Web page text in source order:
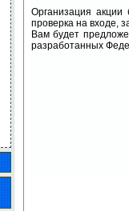
Организация
проверка на входе,
Вам будет
разработанных